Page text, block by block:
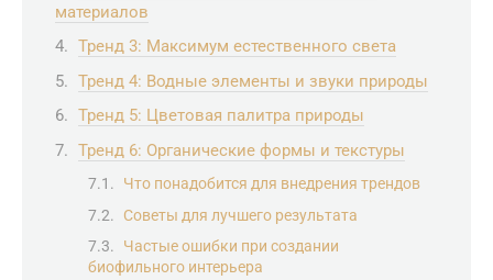
материалов
Тренд 3: Максимум естественного света
Тренд 4: Водные элементы и звуки природы
Тренд 5: Цветовая палитра природы
Тренд 6: Органические формы и текстуры
Что понадобится для внедрения трендов
Советы для лучшего результата
Частые ошибки при создании
биофильного интерьера